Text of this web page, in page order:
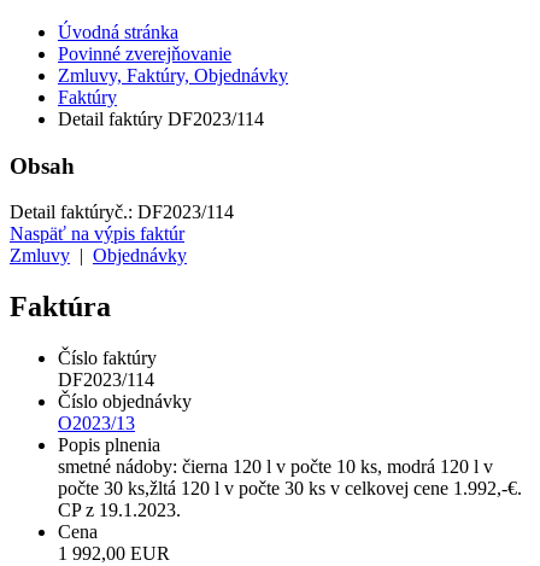
Úvodná stránka
Povinné zverejňovanie
Zmluvy, Faktúry, Objednávky
Faktúry
Detail faktúry DF2023/114
Obsah
Detail faktúryč.: DF2023/114
Naspäť na výpis faktúr
Zmluvy
Objednávky
Faktúra
Číslo faktúry
DF2023/114
Číslo objednávky
O2023/13
Popis plnenia
smetné nádoby: čierna 120 l v počte 10 ks, modrá 120 l v
počte 30 ks,žltá 120 l v počte 30 ks v celkovej cene 1.992,-€.
CP z 19.1.2023.
Cena
1 992,00 EUR